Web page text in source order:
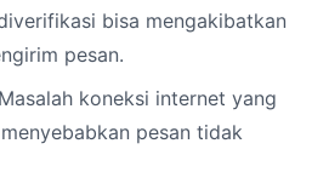
bisa mengakibatkan
pesan.
Masalah koneksi internet yang
pesan tidak